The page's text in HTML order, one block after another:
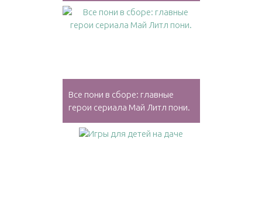
Все пони в сборе: главные
герои сериала Май Литл пони.